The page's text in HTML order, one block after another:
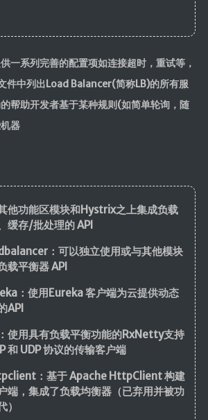
一系列完善的配置项如连接超时，重试等，
件中列出Load Balancer(简称LB)的所有服
帮助开发者基于某种规则(如简单轮询，随
器
他功能区模块和Hystrix之上集成负载
缓存/批处理的 API
：可以独立使用或与其他模块
载平衡器 API
：使用Eureka 客户端为云提供动态
API
使用具有负载平衡功能的RxNetty支持
和 UDP 协议的传输客户端
：基于 Apache HttpClient 构建
端，集成了负载均衡器（已弃用并被功
）